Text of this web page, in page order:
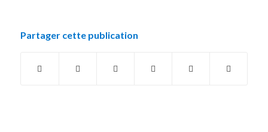
Partager cette publication